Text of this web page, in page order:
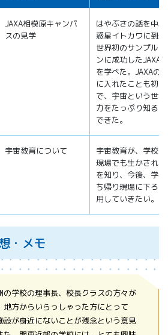
JAXA相模原キャンパ
スの見学
はやぶさの話を中
惑星イトカワに到
世界初のサンプル
ンに成功したJAXA
を学べた。JAXAの
に入れたことも初
で、宇宙という世
力をたっぷり知る
できた。
宇宙教育について
宇宙教育が、学校
現場でも生かされ
を知り、今後、学
ち帰り現場に下ろ
用していきたい。
・メモ
の学校の理事長、校長クラスの方々が
地方からいらっしゃった方にとって
設が身近にないことが残念という意見